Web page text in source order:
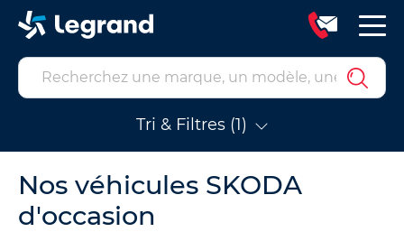
Tri & Filtres (1)
Nos véhicules SKODA
d'occasion